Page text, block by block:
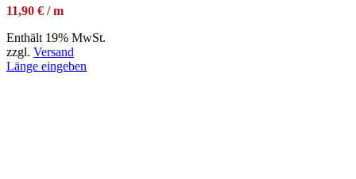
11,90 € / m
Enthält 19% MwSt.
zzgl. Versand
Länge eingeben